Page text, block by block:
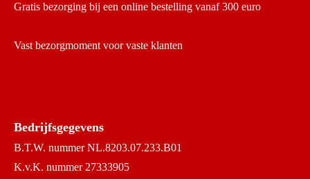
Gratis bezorging bij een online bestelling vanaf 300 euro
Vast bezorgmoment voor vaste klanten
Bedrijfsgegevens
B.T.W. nummer NL.8203.07.233.B01
K.v.K. nummer 27333905